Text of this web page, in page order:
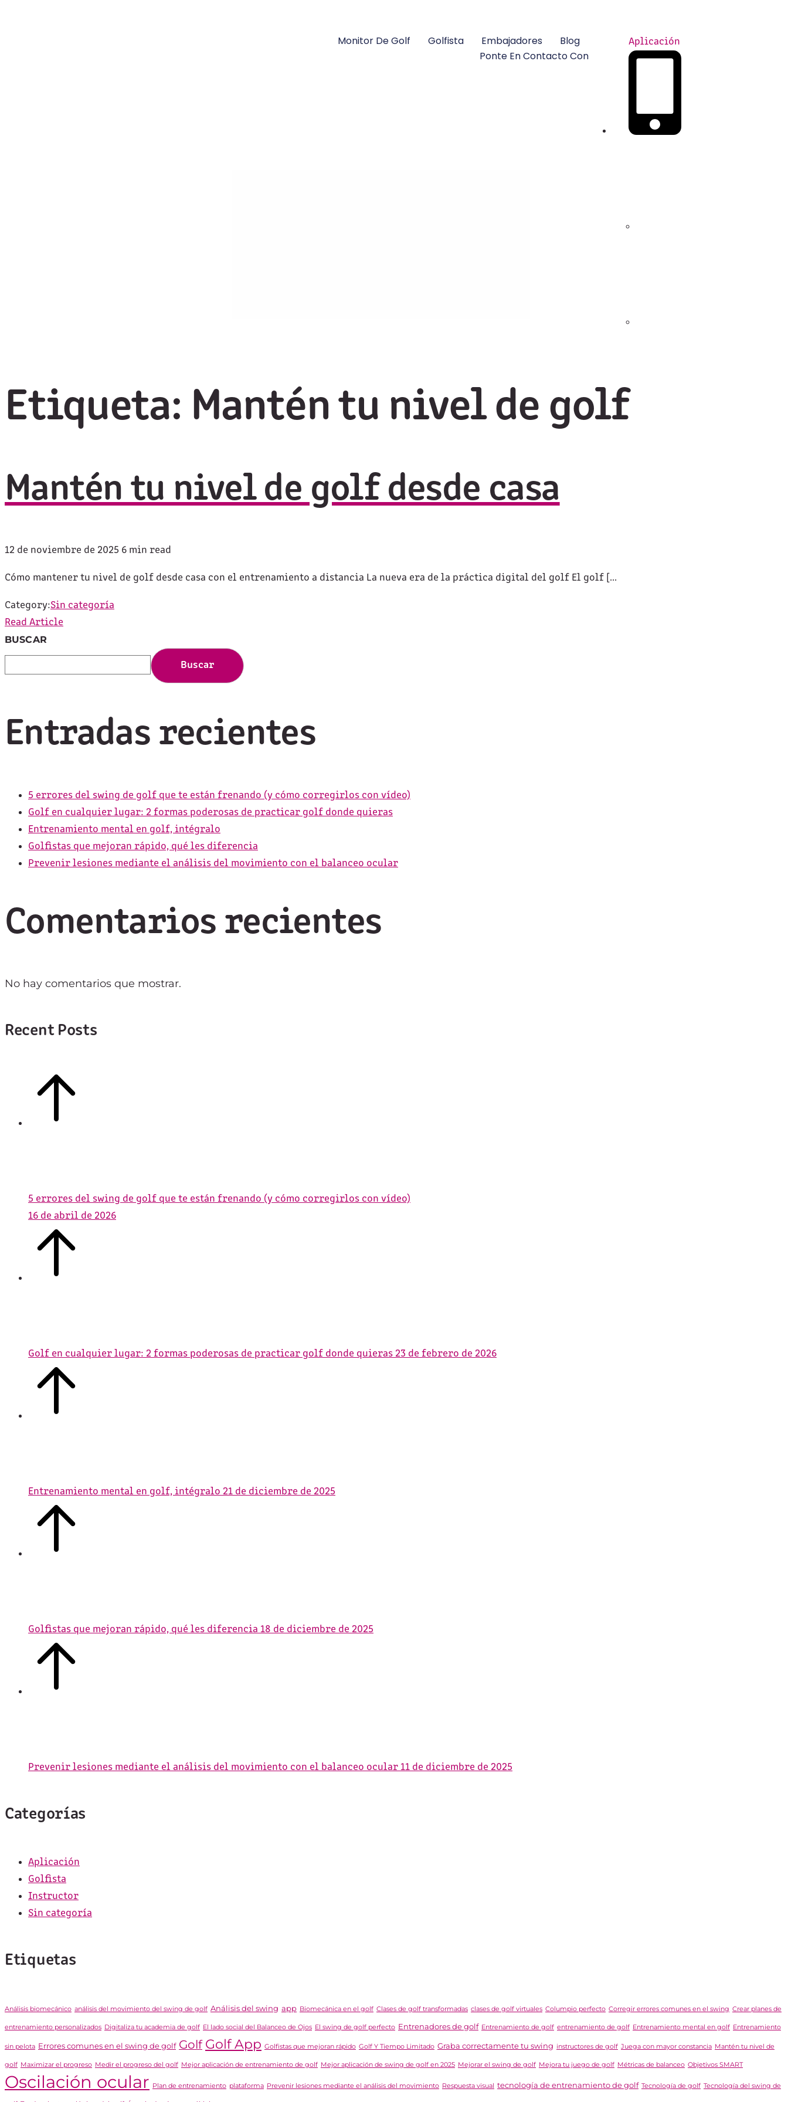
Aplicación
Monitor De Golf Golfista Embajadores
Blog
Ponte En Contacto Con
Etiqueta: Mantén tu nivel de golf
Mantén tu nivel de golf desde casa
12 de noviembre de 2025 6 min read
Cómo mantener tu nivel de golf desde casa con el entrenamiento a distancia La nueva era de la práctica digital del golf El golf [...
Category:Sin categoría
Read Article
BUSCAR
Buscar
Entradas recientes
5 errores del swing de golf que te están frenando (y cómo corregirlos con vídeo)
Golf en cualquier lugar: 2 formas poderosas de practicar golf donde quieras
Entrenamiento mental en golf, intégralo
Golfistas que mejoran rápido, qué les diferencia
Prevenir lesiones mediante el análisis del movimiento con el balanceo ocular
Comentarios recientes
No hay comentarios que mostrar.
Recent Posts
5 errores del swing de golf que te están frenando (y cómo corregirlos con vídeo)
16 de abril de 2026
Golf en cualquier lugar: 2 formas poderosas de practicar golf donde quieras 23 de febrero de 2026
Entrenamiento mental en golf, intégralo 21 de diciembre de 2025
Golfistas que mejoran rápido, qué les diferencia 18 de diciembre de 2025
Prevenir lesiones mediante el análisis del movimiento con el balanceo ocular 11 de diciembre de 2025
Categorías
Aplicación
Golfista
Instructor
Sin categoría
Etiquetas
Análisis biomecánico análisis del movimiento del swing de golf Análisis del swing app Biomecánica en el golf Clases de golf transformadas clases de golf virtuales Columpio perfecto Corregir errores comunes en el swing Crear planes de
entrenamiento personalizados Digitaliza tu academia de golf El lado social del Balanceo de Ojos El swing de golf perfecto Entrenadores de golf Entrenamiento de golf entrenamiento de golf Entrenamiento mental en golf Entrenamiento
sin pelota Errores comunes en el swing de golf Golf Golf App Golfistas que mejoran rápido Golf Y Tiempo Limitado Graba correctamente tu swing instructores de golf Juega con mayor constancia Mantén tu nivel de
golf Maximizar el progreso Medir el progreso del golf Mejor aplicación de entrenamiento de golf Mejor aplicación de swing de golf en 2025 Mejorar el swing de golf Mejora tu juego de golf Métricas de balanceo Objetivos SMART
Oscilación ocular Plan de entrenamiento plataforma Prevenir lesiones mediante el análisis del movimiento Respuesta visual tecnología de entrenamiento de golf Tecnología de golf Tecnología del swing de